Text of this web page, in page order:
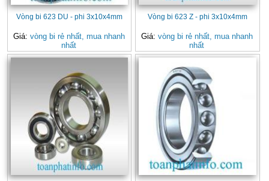
Vòng bi 623 DU - phi 3x10x4mm
Giá: vòng bi rẻ nhất, mua nhanh
nhất
Vòng bi 623 Z - phi 3x10x4mm
Giá: vòng bi rẻ nhất, mua nhanh
nhất